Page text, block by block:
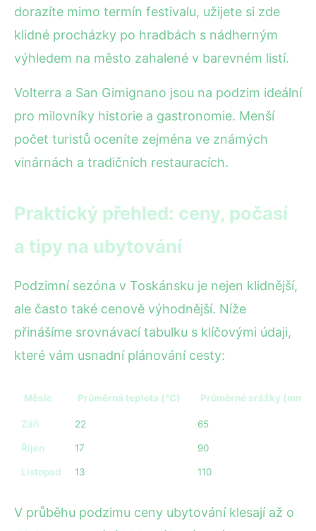
dorazíte mimo termín festivalu, užijete si zde
klidné procházky po hradbách s nádherným
výhledem na město zahalené v barevném listí.
Volterra a San Gimignano jsou na podzim ideální
pro milovníky historie a gastronomie. Menší
počet turistů oceníte zejména ve známých
vinárnách a tradičních restauracích.
Praktický přehled: ceny, počasí
a tipy na ubytování
Podzimní sezóna v Toskánsku je nejen klidnější,
ale často také cenově výhodnější. Níže
přinášíme srovnávací tabulku s klíčovými údaji,
které vám usnadní plánování cesty:
Měsíc Průměrná teplota (°C) Průměrné srážky (mm)
Září 22 65
Říjen 17 90
Listopad 13 110
V průběhu podzimu ceny ubytování klesají až o